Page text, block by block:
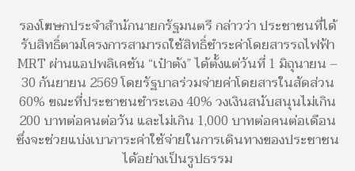
รองโฆษกประจำสำนักนายกรัฐมนตรี กล่าวว่า ประชาชนที่ได้
รับสิทธิ์ตามโครงการสามารถใช้สิทธิ์ชำระค่าโดยสารรถไฟฟ้า
MRT ผ่านแอปพลิเคชัน “เป๋าตัง” ได้ตั้งแต่วันที่ 1 มิถุนายน –
30 กันยายน 2569 โดยรัฐบาลร่วมจ่ายค่าโดยสารในสัดส่วน
60% ขณะที่ประชาชนชำระเอง 40% วงเงินสนับสนุนไม่เกิน
200 บาทต่อคนต่อวัน และไม่เกิน 1,000 บาทต่อคนต่อเดือน
ซึ่งจะช่วยแบ่งเบาภาระค่าใช้จ่ายในการเดินทางของประชาชน
ได้อย่างเป็นรูปธรรม